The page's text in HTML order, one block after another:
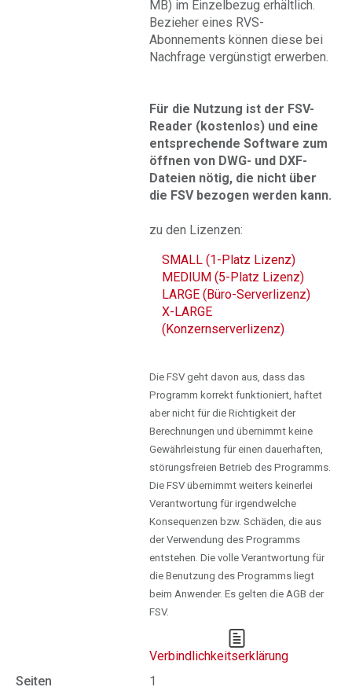
MB) im Einzelbezug erhältlich.
Bezieher eines RVS-
Abonnements können diese bei
Nachfrage vergünstigt erwerben.
Für die Nutzung ist der FSV-
Reader (kostenlos) und eine
entsprechende Software zum
öffnen von DWG- und DXF-
Dateien nötig, die nicht über
die FSV bezogen werden kann.
zu den Lizenzen:
SMALL (1-Platz Lizenz)
MEDIUM (5-Platz Lizenz)
LARGE (Büro-Serverlizenz)
X-LARGE
(Konzernserverlizenz)
Die FSV geht davon aus, dass das
Programm korrekt funktioniert, haftet
aber nicht für die Richtigkeit der
Berechnungen und übernimmt keine
Gewährleistung für einen dauerhaften,
störungsfreien Betrieb des Programms.
Die FSV übernimmt weiters keinerlei
Verantwortung für irgendwelche
Konsequenzen bzw. Schäden, die aus
der Verwendung des Programms
entstehen. Die volle Verantwortung für
die Benutzung des Programms liegt
beim Anwender. Es gelten die AGB der
FSV.
Verbindlichkeitserklärung
Seiten
1